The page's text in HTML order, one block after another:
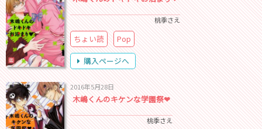
桃季さえ
ちょい読
Pop
購入ページへ
2016年5月28日
木嶋くんのキケンな学園祭❤
桃季さえ